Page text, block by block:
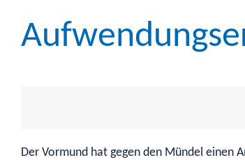
Der Vormund hat gegen den Mündel einen